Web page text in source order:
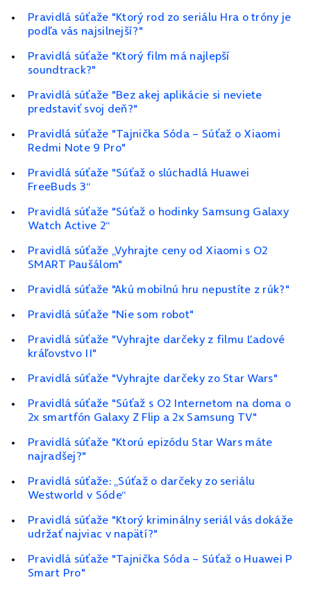
Pravidlá súťaže "Ktorý rod zo seriálu Hra o tróny je
podľa vás najsilnejší?"
Pravidlá súťaže "Ktorý film má najlepší
soundtrack?"
Pravidlá súťaže "Bez akej aplikácie si neviete
predstaviť svoj deň?"
Pravidlá súťaže "Tajnička Sóda – Súťaž o Xiaomi
Redmi Note 9 Pro"
Pravidlá súťaže "Súťaž o slúchadlá Huawei
FreeBuds 3“
Pravidlá súťaže "Súťaž o hodinky Samsung Galaxy
Watch Active 2“
Pravidlá súťaže „Vyhrajte ceny od Xiaomi s O2
SMART Paušálom"
Pravidlá súťaže "Akú mobilnú hru nepustíte z rúk?"
Pravidlá súťaže "Nie som robot"
Pravidlá súťaže "Vyhrajte darčeky z filmu Ľadové
kráľovstvo II"
Pravidlá súťaže "Vyhrajte darčeky zo Star Wars"
Pravidlá súťaže "Súťaž s O2 Internetom na doma o
2x smartfón Galaxy Z Flip a 2x Samsung TV"
Pravidlá súťaže "Ktorú epizódu Star Wars máte
najradšej?"
Pravidlá súťaže: „Súťaž o darčeky zo seriálu
Westworld v Sóde“
Pravidlá súťaže "Ktorý kriminálny seriál vás dokáže
udržať najviac v napätí?"
Pravidlá súťaže "Tajnička Sóda – Súťaž o Huawei P
Smart Pro"